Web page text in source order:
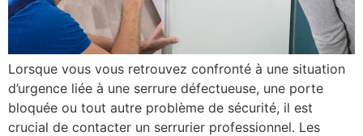
Lorsque vous vous retrouvez confronté à une situation
d’urgence liée à une serrure défectueuse, une porte
bloquée ou tout autre problème de sécurité, il est
crucial de contacter un serrurier professionnel. Les